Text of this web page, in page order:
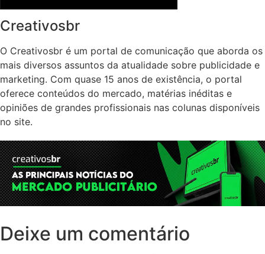
Creativosbr
O Creativosbr é um portal de comunicação que aborda os
mais diversos assuntos da atualidade sobre publicidade e
marketing. Com quase 15 anos de existência, o portal
oferece conteúdos do mercado, matérias inéditas e
opiniões de grandes profissionais nas colunas disponíveis
no site.
Deixe um comentário